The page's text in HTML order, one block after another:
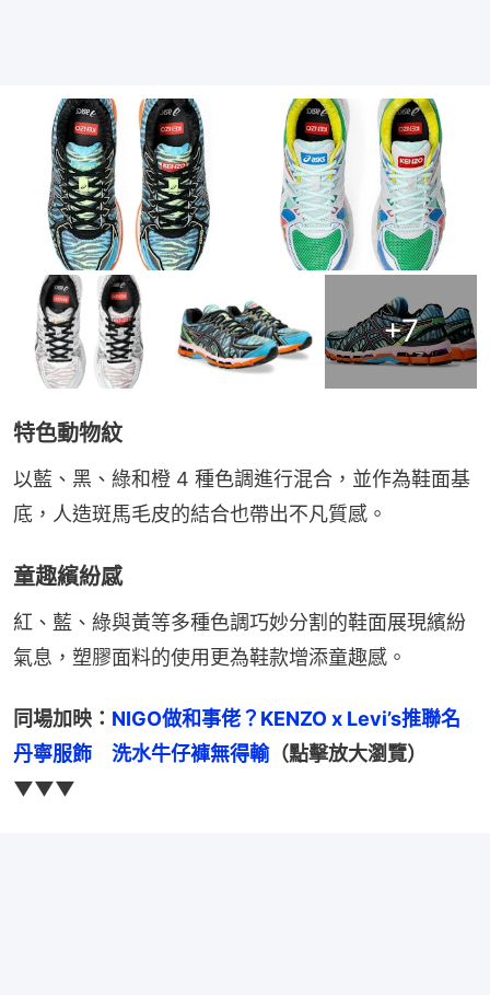
+7
特色動物紋
以藍、黑、綠和橙 4 種色調進行混合，並作為鞋面基
底，人造斑馬毛皮的結合也帶出不凡質感。
童趣繽紛感
紅、藍、綠與黃等多種色調巧妙分割的鞋面展現繽紛
氣息，塑膠面料的使用更為鞋款增添童趣感。
同場加映： NIGO做和事佬？KENZO x Levi’s推聯名
丹寧服飾　洗水牛仔褲無得輸（點擊放大瀏覽）
▼▼▼